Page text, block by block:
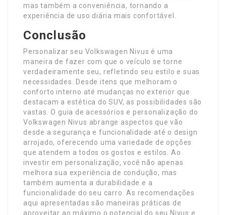
mas também a conveniência, tornando a
experiência de uso diária mais confortável.
Conclusão
Personalizar seu Volkswagen Nivus é uma
maneira de fazer com que o veículo se torne
verdadeiramente seu, refletindo seu estilo e suas
necessidades. Desde itens que melhoram o
conforto interno até mudanças no exterior que
destacam a estética do SUV, as possibilidades são
vastas. O guia de acessórios e personalização do
Volkswagen Nivus abrange aspectos que vão
desde a segurança e funcionalidade até o design
arrojado, oferecendo uma variedade de opções
que atendem a todos os gostos e estilos. Ao
investir em personalização, você não apenas
melhora sua experiência de condução, mas
também aumenta a durabilidade e a
funcionalidade do seu carro. As recomendações
aqui apresentadas são maneiras práticas de
aproveitar ao máximo o potencial do seu Nivus e